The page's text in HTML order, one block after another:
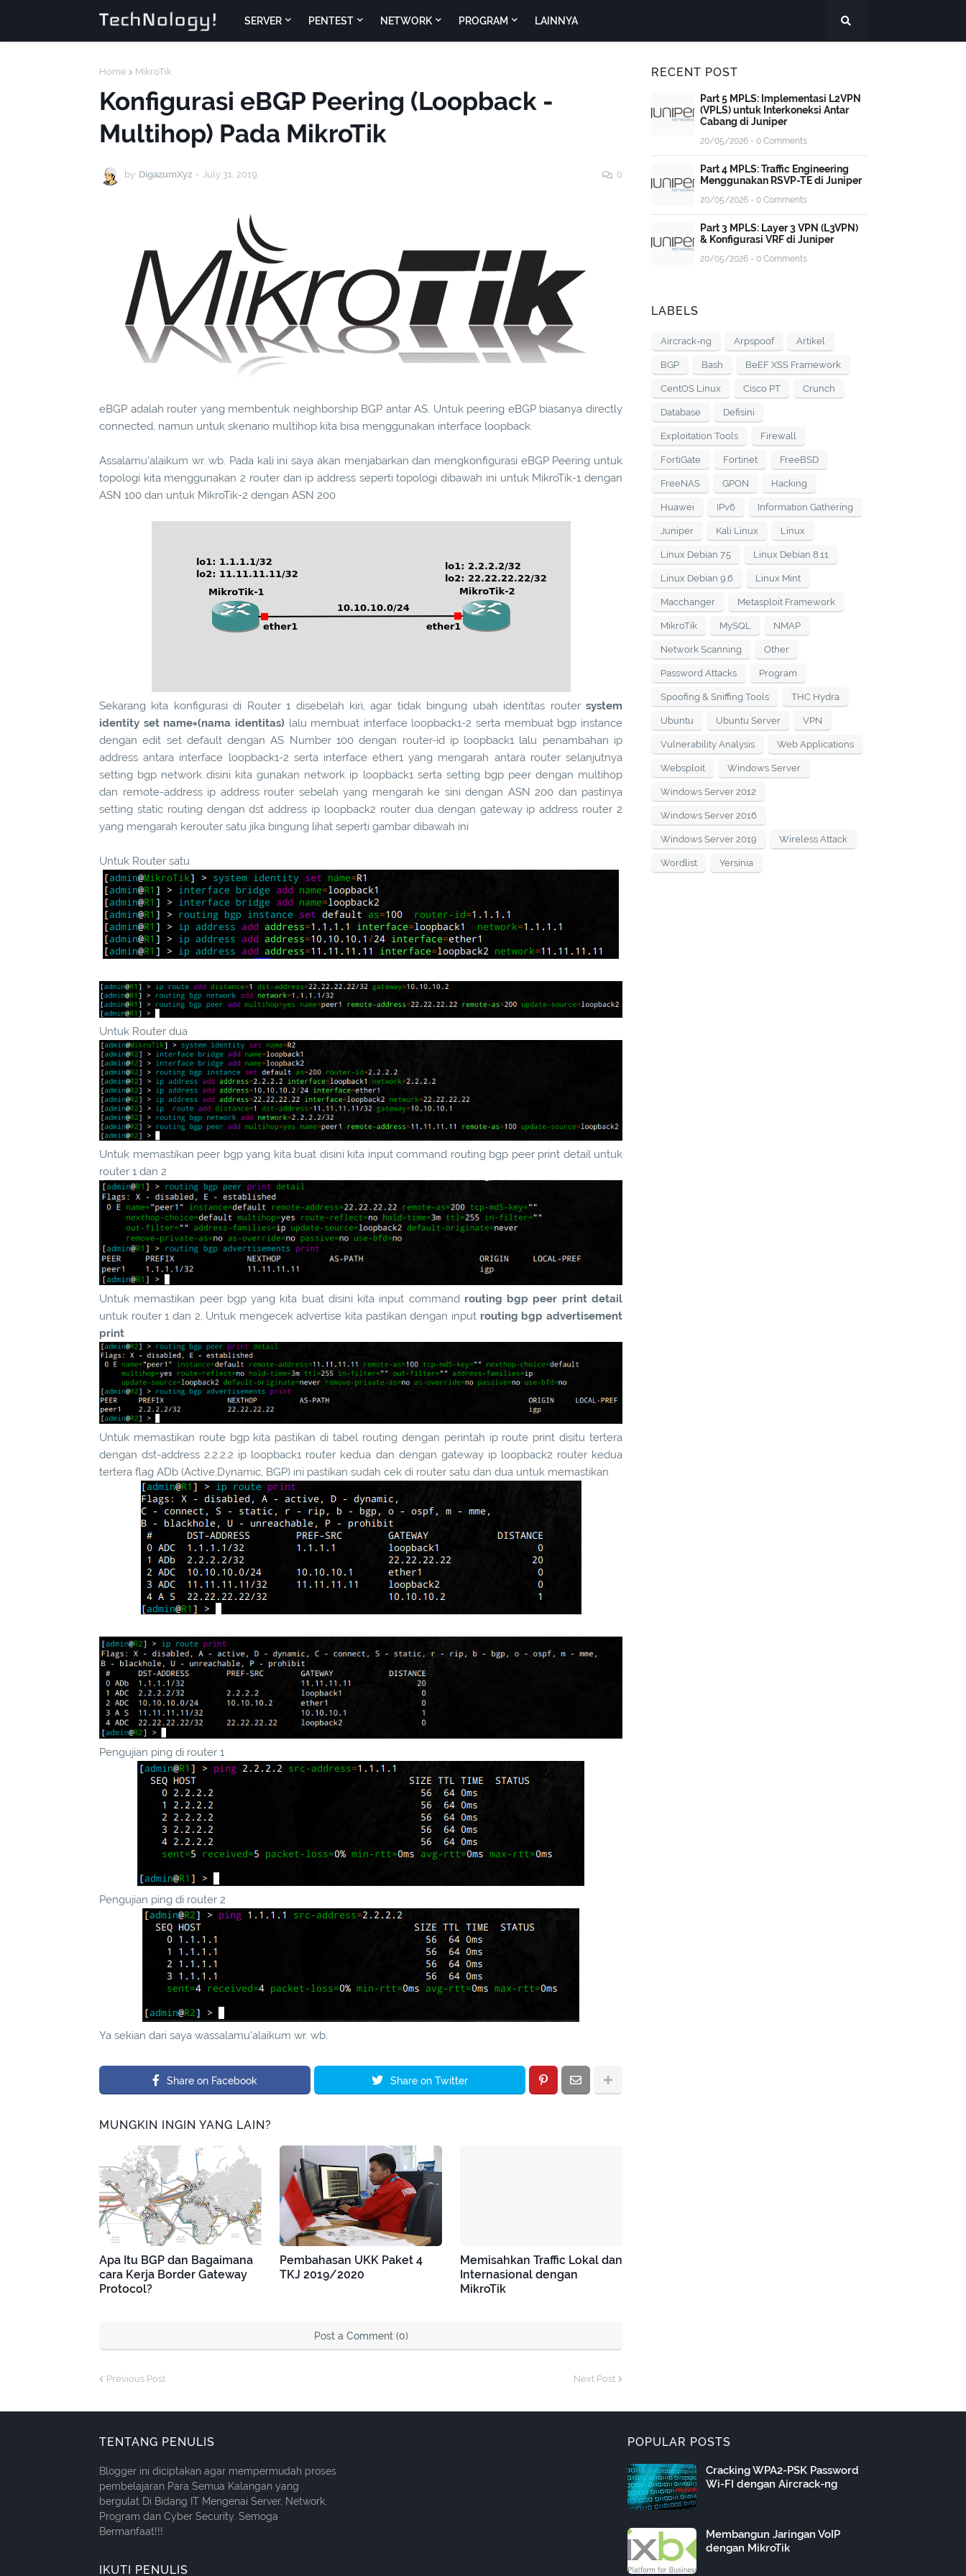
SERVER PENTEST NETWORK PROGRAM LAINNYA
Home MikroTik
Konfigurasi eBGP Peering (Loopback -
Multihop) Pada MikroTik
by DigazumXyz - July 31, 2019 0
eBGP adalah router yang membentuk neighborship BGP antar AS. Untuk peering eBGP biasanya directly
connected, namun untuk skenario multihop kita bisa menggunakan interface loopback.
Assalamu'alaikum wr. wb. Pada kali ini saya akan menjabarkan dan mengkonfigurasi eBGP Peering untuk
topologi kita menggunakan 2 router dan ip address seperti topologi dibawah ini untuk MikroTik-1 dengan
ASN 100 dan untuk MikroTik-2 dengan ASN 200
Sekarang kita konfigurasi di Router 1 disebelah kiri, agar tidak bingung ubah identitas router system
identity set name=(nama identitas) lalu membuat interface loopback1-2 serta membuat bgp instance
dengan edit set default dengan AS Number 100 dengan router-id ip loopback1 lalu penambahan ip
address antara interface loopback1-2 serta interface ether1 yang mengarah antara router selanjutnya
setting bgp network..disini kita gunakan network ip loopback1 serta setting bgp peer dengan multihop
dan remote-address ip address router sebelah yang mengarah ke sini dengan ASN 200 dan pastinya
setting static routing dengan dst address ip loopback2 router dua dengan gateway ip address router 2
yang mengarah kerouter satu jika bingung lihat seperti gambar dibawah ini
Untuk Router satu
Untuk Router dua
Untuk memastikan peer bgp yang kita buat disini kita input command routing bgp peer print detail untuk
router 1 dan 2
Untuk memastikan peer bgp yang kita buat disini kita input command routing bgp peer print detail
untuk router 1 dan 2, Untuk mengecek advertise kita pastikan dengan input routing bgp advertisement
print
Untuk memastikan route bgp kita pastikan di tabel routing dengan perintah ip route print disitu tertera
dengan dst-address 2.2.2.2 ip loopback1 router kedua dan dengan gateway ip loopback2 router kedua
tertera flag ADb (Active,Dynamic, BGP) ini pastikan sudah cek di router satu dan dua untuk memastikan
Pengujian ping di router 1
Pengujian ping di router 2
Ya sekian dari saya wassalamu'alaikum wr. wb.
Share on Facebook Share on Twitter
MUNGKIN INGIN YANG LAIN?
Apa Itu BGP dan Bagaimana
cara Kerja Border Gateway
Protocol?
Pembahasan UKK Paket 4
TKJ 2019/2020
Memisahkan Traffic Lokal dan
Internasional dengan
MikroTik
Post a Comment (0)
Previous Post Next Post
RECENT POST
Part 5 MPLS: Implementasi L2VPN
(VPLS) untuk Interkoneksi Antar
Cabang di Juniper
20/05/2026 - 0 Comments
Part 4 MPLS: Traffic Engineering
Menggunakan RSVP-TE di Juniper
20/05/2026 - 0 Comments
Part 3 MPLS: Layer 3 VPN (L3VPN)
& Konfigurasi VRF di Juniper
20/05/2026 - 0 Comments
LABELS
Aircrack-ng Arpspoof Artikel
BGP Bash BeEF XSS Framework
CentOS Linux Cisco PT Crunch
Database Defisini
Exploitation Tools Firewall
FortiGate Fortinet FreeBSD
FreeNAS GPON Hacking
Huawei IPv6 Information Gathering
Juniper Kali Linux Linux
Linux Debian 7.5 Linux Debian 8.11
Linux Debian 9.6 Linux Mint
Macchanger Metasploit Framework
MikroTik MySQL NMAP
Network Scanning Other
Password Attacks Program
Spoofing & Sniffing Tools THC Hydra
Ubuntu Ubuntu Server VPN
Vulnerability Analysis Web Applications
Websploit Windows Server
Windows Server 2012
Windows Server 2016
Windows Server 2019 Wireless Attack
Wordlist Yersinia
TENTANG PENULIS
Blogger ini diciptakan agar mempermudah proses
pembelajaran Para Semua Kalangan yang
bergulat Di Bidang IT Mengenai Server, Network,
Program dan Cyber Security. Semoga
Bermanfaat!!!
IKUTI PENULIS
POPULAR POSTS
Cracking WPA2-PSK Password
Wi-FI dengan Aircrack-ng
Membangun Jaringan VoIP
dengan MikroTik